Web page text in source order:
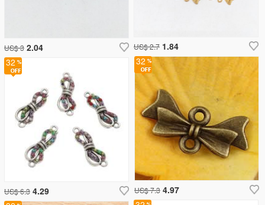
32
US$ 7.3 4.97
32
US$ 6.3 4.29
US$ 3 2.04 US$ 2.7 1.84